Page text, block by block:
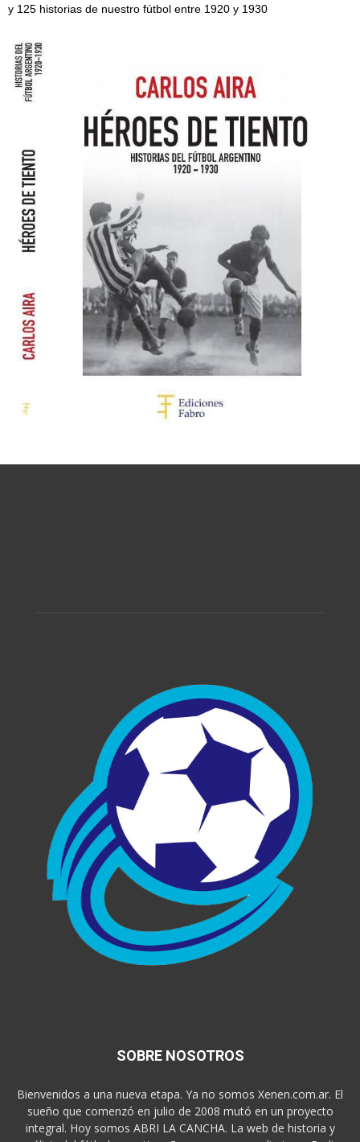
y 125 historias de nuestro fútbol entre 1920 y 1930
SOBRE NOSOTROS
Bienvenidos a una nueva etapa. Ya no somos Xenen.com.ar. El
sueño que comenzó en julio de 2008 mutó en un proyecto
integral. Hoy somos ABRI LA CANCHA. La web de historia y